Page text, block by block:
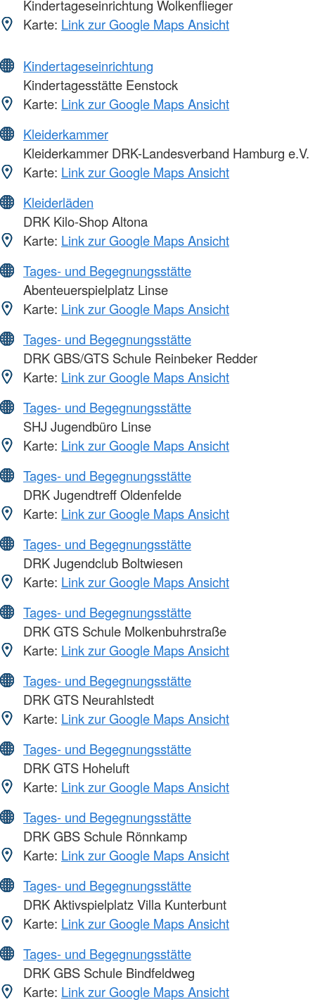
Kindertageseinrichtung Wolkenflieger
Karte: Link zur Google Maps Ansicht
Kindertageseinrichtung
Kindertagesstätte Eenstock
Karte: Link zur Google Maps Ansicht
Kleiderkammer
Kleiderkammer DRK-Landesverband Hamburg e.V.
Karte: Link zur Google Maps Ansicht
Kleiderläden
DRK Kilo-Shop Altona
Karte: Link zur Google Maps Ansicht
Tages- und Begegnungsstätte
Abenteuerspielplatz Linse
Karte: Link zur Google Maps Ansicht
Tages- und Begegnungsstätte
DRK GBS/GTS Schule Reinbeker Redder
Karte: Link zur Google Maps Ansicht
Tages- und Begegnungsstätte
SHJ Jugendbüro Linse
Karte: Link zur Google Maps Ansicht
Tages- und Begegnungsstätte
DRK Jugendtreff Oldenfelde
Karte: Link zur Google Maps Ansicht
Tages- und Begegnungsstätte
DRK Jugendclub Boltwiesen
Karte: Link zur Google Maps Ansicht
Tages- und Begegnungsstätte
DRK GTS Schule Molkenbuhrstraße
Karte: Link zur Google Maps Ansicht
Tages- und Begegnungsstätte
DRK GTS Neurahlstedt
Karte: Link zur Google Maps Ansicht
Tages- und Begegnungsstätte
DRK GTS Hoheluft
Karte: Link zur Google Maps Ansicht
Tages- und Begegnungsstätte
DRK GBS Schule Rönnkamp
Karte: Link zur Google Maps Ansicht
Tages- und Begegnungsstätte
DRK Aktivspielplatz Villa Kunterbunt
Karte: Link zur Google Maps Ansicht
Tages- und Begegnungsstätte
DRK GBS Schule Bindfeldweg
Karte: Link zur Google Maps Ansicht